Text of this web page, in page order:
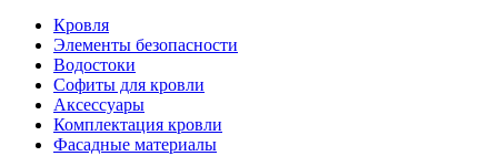
Кровля
Элементы безопасности
Водостоки
Софиты для кровли
Аксессуары
Комплектация кровли
Фасадные материалы